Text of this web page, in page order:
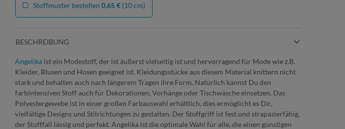
Stoffmuster bestellen 0,65 € (10 cm)
BESCHREIBUNG
Angelika ist ein Modestoff, der ist äußerst vielseitig ist und hervorragend für Mode wie z.B.
Kleider, Blusen und Hosen geeignet ist. Kleidungsstücke aus diesem Material knittern nicht
stark und behalten auch nach längerem Tragen ihre Form. Natürlich kannst Du den
farbintensiven Stoff auch für Dekorationen, Vorhänge oder Tischwäsche einsetzen. Das
Polyestergewebe ist in einer großen Farbauswahl erhältlich, dies ermöglicht es Dir,
vielfältige Designs und Stilrichtungen zu gestalten. Der Stoffgriff ist fest und strapazierfähig,
der Stofffall lässig und perfekt. Angelika ist die optimale Wahl für alle, die einen günstigen